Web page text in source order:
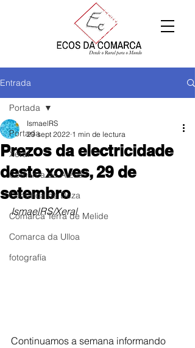
Entrada
Portada
Xeral
Comarca de Arzúa
Comarca de Deza
Comarca Terra de Melide
Comarca da Ulloa
fotografía
Portada
Prezos da electricidade
deste xoves, 29 de
setembro
IsmaelRS
29 sept 2022 1 min de lectura
IsmaelRS/Xeral
Continuamos a semana informando